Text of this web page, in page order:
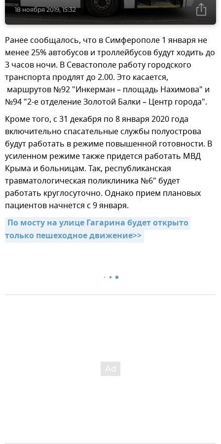
18 ноября 2019, 15:32
Ранее сообщалось, что в Симферополе 1 января не
менее 25% автобусов и троллейбусов будут ходить до
3 часов ночи. В Севастополе работу городского
транспорта продлят до 2.00. Это касается,
маршрутов №92 "Инкерман – площадь Нахимова" и
№94 "2-е отделение Золотой Балки – Центр города".
Кроме того, с 31 декабря по 8 января 2020 года
включительно спасательные службы полуострова
будут работать в режиме повышенной готовности. В
усиленном режиме также придется работать МВД
Крыма и больницам. Так, республиканская
травматологическая поликлиника №6" будет
работать круглосуточно. Однако прием плановых
пациентов начнется с 9 января.
По мосту на улице Гагарина будет открыто
только пешеходное движение>>